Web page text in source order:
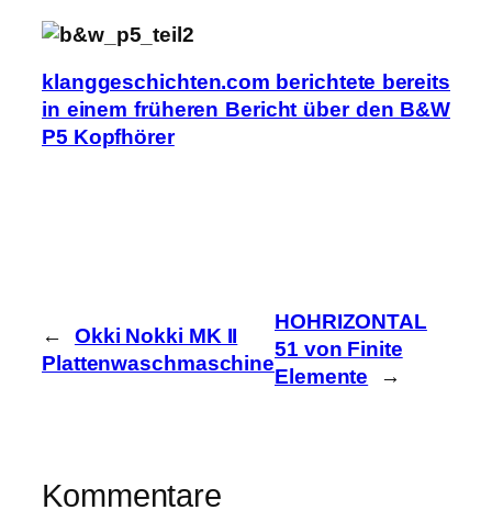
klanggeschichten.com berichtete bereits
in einem früheren Bericht über den B&W
P5 Kopfhörer
←
Okki Nokki MK II
Plattenwaschmaschine
HOHRIZONTAL
51 von Finite
Elemente
→
Kommentare